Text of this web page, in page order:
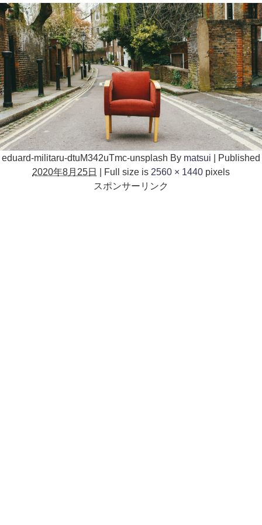
eduard-militaru-dtuM342uTmc-unsplash By matsui
Published
2020年8月25日
Full size is 2560 × 1440 pixels
スポンサーリンク